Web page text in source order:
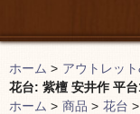
ホーム > アウトレッ
花台: 紫檀 安井作 平
ホーム > 商品 > 花台 >